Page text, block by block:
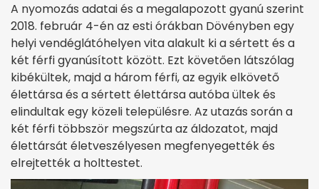
A nyomozás adatai és a megalapozott gyanú szerint
2018. február 4-én az esti órákban Dövényben egy
helyi vendéglátóhelyen vita alakult ki a sértett és a
két férfi gyanúsított között. Ezt követően látszólag
kibékültek, majd a három férfi, az egyik elkövető
élettársa és a sértett élettársa autóba ültek és
elindultak egy közeli településre. Az utazás során a
két férfi többször megszúrta az áldozatot, majd
élettársát életveszélyesen megfenyegették és
elrejtették a holttestet.